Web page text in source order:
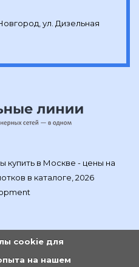
ул. Дизельная
в Москве - цены на
в каталоге, 2026
cookie для
на нашем